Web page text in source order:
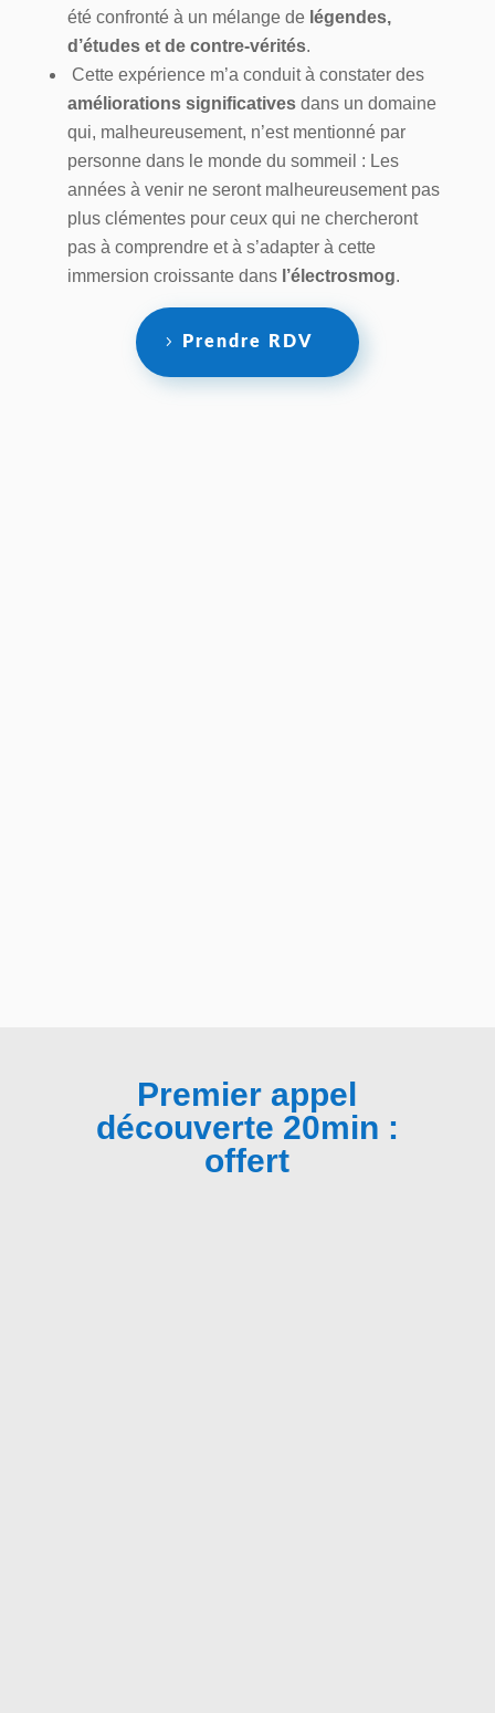
été confronté à un mélange de légendes,
d’études et de contre-vérités.
Cette expérience m’a conduit à constater des
améliorations significativesdans un domaine
qui, malheureusement, n’est mentionné par
personne dans le monde du sommeil : Les
années à venir ne seront malheureusement pas
plus clémentes pour ceux qui ne chercheront
pas à comprendre et à s’adapter à cette
immersion croissante dans l’électrosmog.
Prendre RDV
Premier appel
découverte 20min :
offert